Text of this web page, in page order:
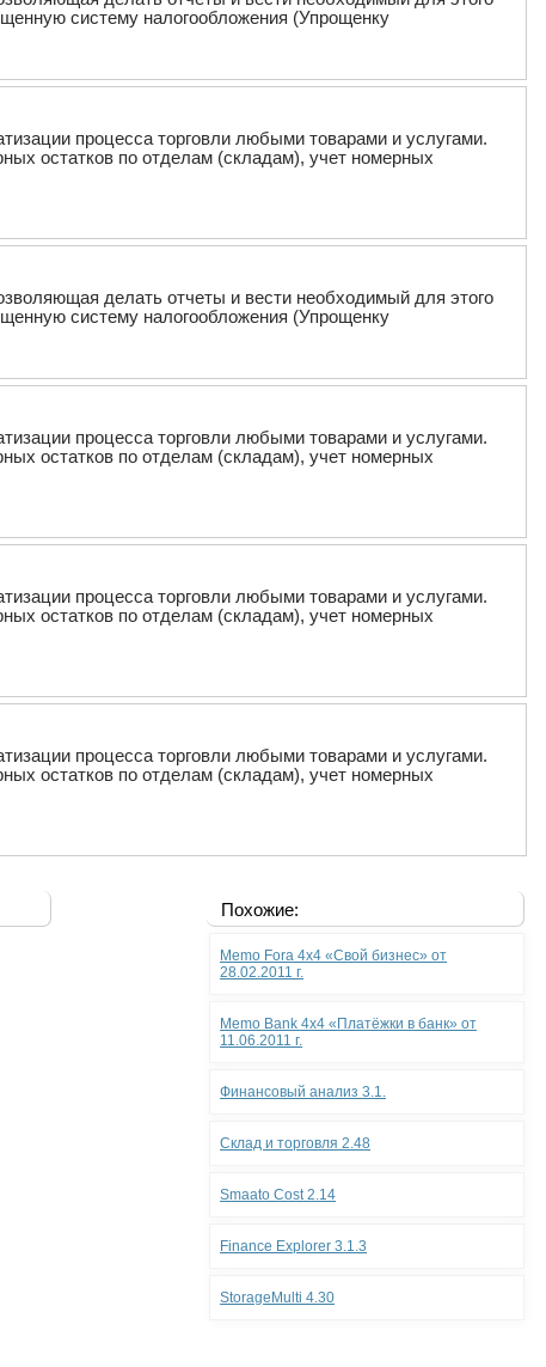
систему налогообложения (Упрощенку
процесса торговли любыми товарами и услугами.
остатков по отделам (складам), учет номерных
делать отчеты и вести необходимый для этого
систему налогообложения (Упрощенку
процесса торговли любыми товарами и услугами.
остатков по отделам (складам), учет номерных
процесса торговли любыми товарами и услугами.
остатков по отделам (складам), учет номерных
процесса торговли любыми товарами и услугами.
остатков по отделам (складам), учет номерных
Похожие:
Memo Fora 4x4 «Свой бизнес» от
28.02.2011 г.
Memo Bank 4x4 «Платёжки в банк» от
11.06.2011 г.
Финансовый анализ 3.1.
Склад и торговля 2.48
Smaato Cost 2.14
Finance Explorer 3.1.3
StorageMulti 4.30